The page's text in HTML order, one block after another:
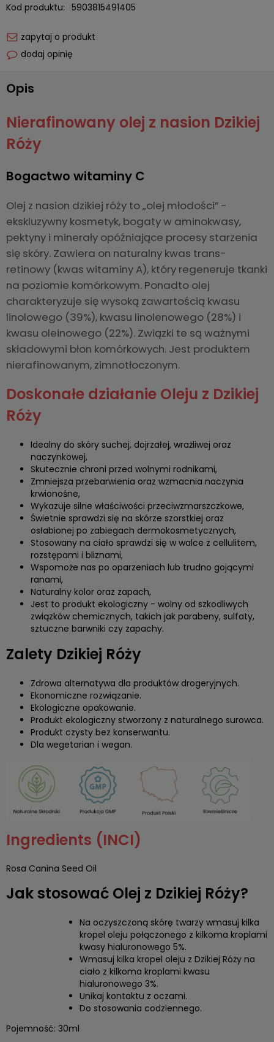
Kod produktu: 5903815491405
zapytaj o produkt
dodaj opinię
Opis
Nierafinowany olej z nasion Dzikiej
Róży
Bogactwo witaminy C
Olej z nasion dzikiej róży to „olej młodości” -
ekskluzywny kosmetyk, bogaty w aminokwasy,
pektyny i minerały opóźniające procesy starzenia
się skóry. Zawiera on naturalny kwas trans-
retinowy (kwas witaminy A), który regeneruje tkanki
na poziomie komórkowym. Ponadto olej
charakteryzuje się wysoką zawartością kwasu
linolowego (39%), kwasu linolenowego (28%) i
kwasu oleinowego (22%). Związki te są ważnymi
składowymi błon komórkowych. Jest produktem
nierafinowanym, zimnotłoczonym.
Doskonałe działanie Oleju z Dzikiej
Róży
Idealny do skóry suchej, dojrzałej, wrażliwej oraz
naczynkowej,
Skutecznie chroni przed wolnymi rodnikami,
Zmniejsza przebarwienia oraz wzmacnia naczynia
krwionośne,
Wykazuje silne właściwości przeciwzmarszczkowe,
Świetnie sprawdzi się na skórze szorstkiej oraz
osłabionej po zabiegach dermokosmetycznych,
Stosowany na ciało sprawdzi się w walce z cellulitem,
rozstępami i bliznami,
Wspomoże nas po oparzeniach lub trudno gojącymi
ranami,
Naturalny kolor oraz zapach,
Jest to produkt ekologiczny - wolny od szkodliwych
związków chemicznych, takich jak parabeny, sulfaty,
sztuczne barwniki czy zapachy.
Zalety Dzikiej Róży
Zdrowa alternatywa dla produktów drogeryjnych.
Ekonomiczne rozwiązanie.
Ekologiczne opakowanie.
Produkt ekologiczny stworzony z naturalnego surowca.
Produkt czysty bez konserwantu.
Dla wegetarian i wegan.
Ingredients (INCI)
Rosa Canina Seed Oil
Jak stosować Olej z Dzikiej Róży?
Na oczyszczoną skórę twarzy wmasuj kilka
kropel oleju połączonego z kilkoma kroplami
kwasy hialuronowego 5%.
Wmasuj kilka kropel oleju z Dzikiej Róży na
ciało z kilkoma kroplami kwasu
hialuronowego 3%.
Unikaj kontaktu z oczami.
Do stosowania codziennego.
Pojemność: 30ml